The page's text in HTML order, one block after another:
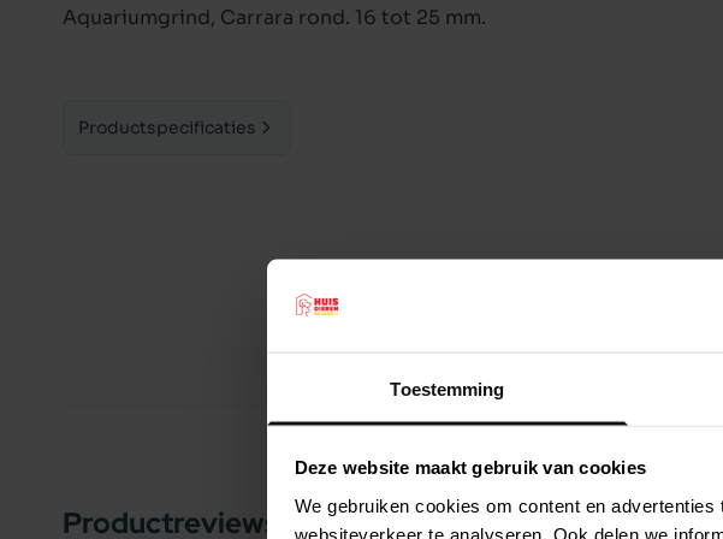
Toestemming
Deze website maakt gebruik van cookies
We gebruiken cookies om content en
websiteverkeer te analyseren. Ook delen we
Aquariumgrind, Carrara rond. 16 tot 25 mm.
Productspecificaties
Productreviews 10.0 /10 Ferry
7 december